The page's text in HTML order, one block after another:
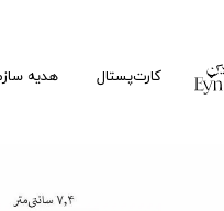
کارت‌پستال هدیه